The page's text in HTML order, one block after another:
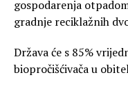
gospodarenja
gradnje reciklažnih
Država će s 85%
biopročišćivača u